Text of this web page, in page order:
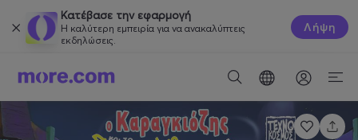
Κατέβασε την εφαρμογή
Η καλύτερη εμπειρία για να ανακαλύπτεις
εκδηλώσεις.
Λήψη